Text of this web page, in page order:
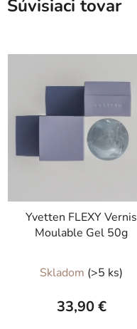
Súvisiaci tovar
Yvetten FLEXY Vernis
Moulable Gel 50g
hodnotenie
produktu
Skladom (>5 ks)
33,90 €